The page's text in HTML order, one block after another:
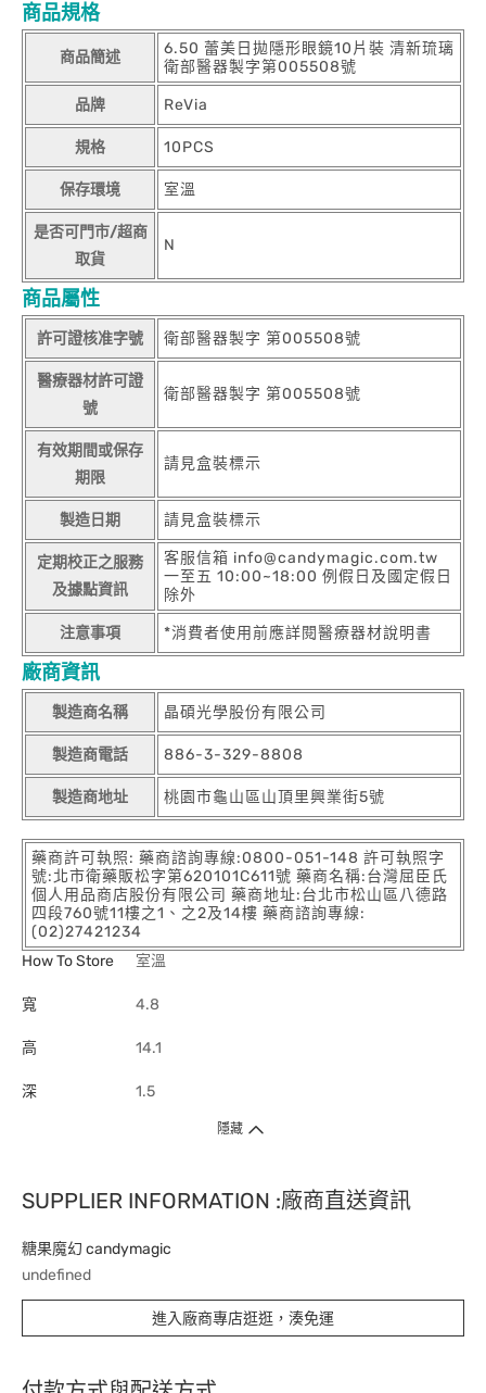
商品規格
商品簡述
6.50 蕾美日拋隱形眼鏡10片裝 清新琉璃
衛部醫器製字第005508號
品牌 ReVia
規格 10PCS
保存環境 室溫
是否可門市/超商
取貨
N
商品屬性
許可證核准字號 衛部醫器製字 第005508號
醫療器材許可證
號
衛部醫器製字 第005508號
有效期間或保存
期限
請見盒裝標示
製造日期 請見盒裝標示
定期校正之服務
及據點資訊
客服信箱 info@candymagic.com.tw
一至五 10:00~18:00 例假日及國定假日
除外
注意事項 *消費者使用前應詳閱醫療器材說明書
廠商資訊
製造商名稱 晶碩光學股份有限公司
製造商電話 886-3-329-8808
製造商地址 桃園市龜山區山頂里興業街5號
藥商許可執照: 藥商諮詢專線:0800-051-148 許可執照字
號:北市衛藥販松字第620101C611號 藥商名稱:台灣屈臣氏
個人用品商店股份有限公司 藥商地址:台北市松山區八德路
四段760號11樓之1、之2及14樓 藥商諮詢專線:
(02)27421234
How To Store
室溫
寬 4.8
高 14.1
深 1.5
隱藏
SUPPLIER INFORMATION :廠商直送資訊
糖果魔幻 candymagic
undefined
進入廠商專店逛逛，湊免運